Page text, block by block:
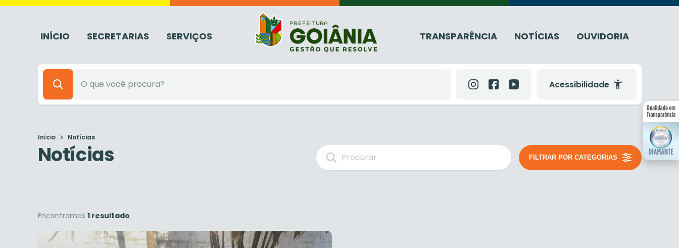
INÍCIO SECRETARIAS SERVIÇOS TRANSPARÊNCIA NOTÍCIAS OUVIDORIA
Acessibilidade
Início Notícias
Notícias FILTRAR POR CATEGORIAS
Encontramos 1 resultado